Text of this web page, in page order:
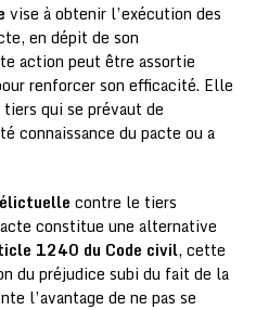
vise à obtenir l’exécution des
en dépit de son
action peut être assortie
renforcer son efficacité. Elle
qui se prévaut de
connaissance du pacte ou a
contre le tiers
constitue une alternative
1240 du Code civil, cette
du préjudice subi du fait de la
l’avantage de ne pas se